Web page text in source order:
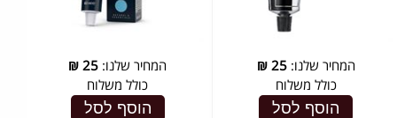
המחיר שלנו:25
₪
כולל משלוח
הוסף לסל
המחיר שלנו: 25
₪
כולל משלוח
הוסף לסל